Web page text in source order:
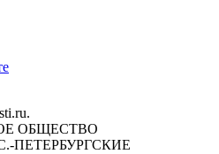
ОБЩЕСТВО
ПЕТЕРБУРГСКИЕ